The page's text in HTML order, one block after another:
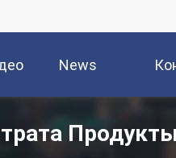
News
Продукты